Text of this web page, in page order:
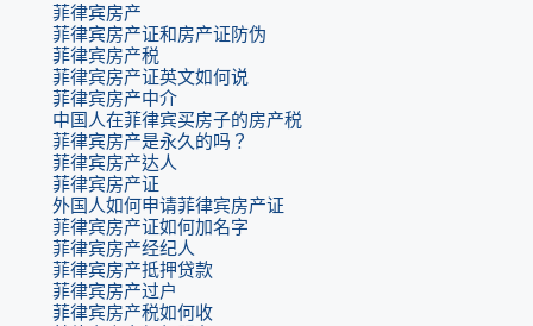
菲律宾房产
菲律宾房产证和房产证防伪
菲律宾房产税
菲律宾房产证英文如何说
菲律宾房产中介
中国人在菲律宾买房子的房产税
菲律宾房产是永久的吗？
菲律宾房产达人
菲律宾房产证
外国人如何申请菲律宾房产证
菲律宾房产证如何加名字
菲律宾房产经纪人
菲律宾房产抵押贷款
菲律宾房产过户
菲律宾房产税如何收